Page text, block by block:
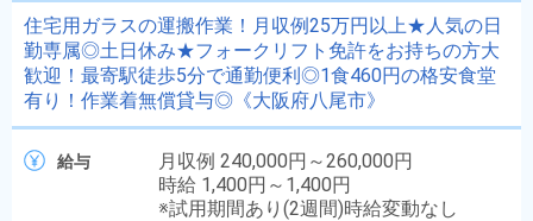
住宅用ガラスの運搬作業！月収例25万円以上★人気の日
勤専属◎土日休み★フォークリフト免許をお持ちの方大
歓迎！最寄駅徒歩5分で通勤便利◎1食460円の格安食堂
有り！作業着無償貸与◎《大阪府八尾市》
給与
月収例 240,000円～260,000円
時給 1,400円～1,400円
※試用期間あり(2週間)時給変動なし